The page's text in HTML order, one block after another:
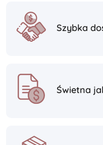
Szybka
Świetna